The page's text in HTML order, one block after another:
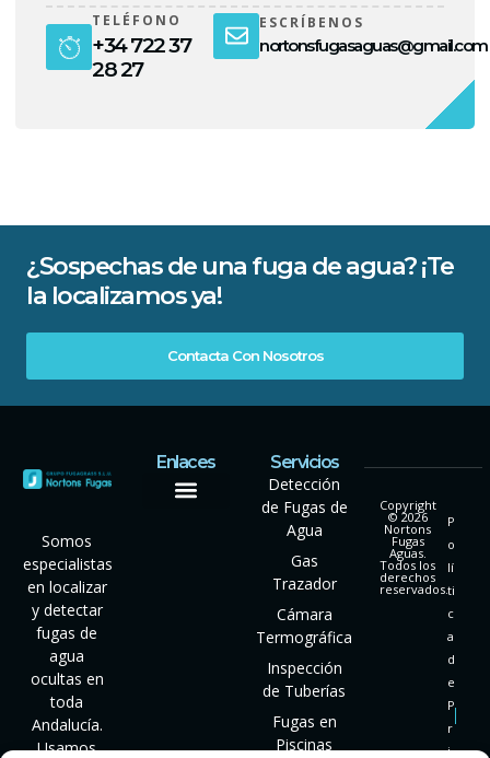
TELÉFONO
+34 722 37
28 27
ESCRÍBENOS
nortonsfugasaguas@gmail.com
¿Sospechas de una fuga de agua? ¡Te
la localizamos ya!
Contacta Con Nosotros
Somos
especialistas
en localizar
y detectar
fugas de
agua
ocultas en
toda
Andalucía.
Usamos
Enlaces
Servicios
Detección
de Fugas de
Agua
Gas
Trazador
Cámara
Termográfica
Inspección
de Tuberías
Fugas en
Piscinas
Copyright
© 2026
Nortons
Fugas
Aguas.
Todos los
derechos
reservados.
P
o
lí
ti
c
a
d
e
P
r
i